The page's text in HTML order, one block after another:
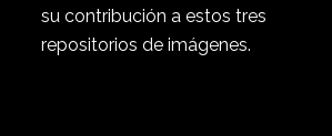
su contribución a estos tres
repositorios de imágenes.